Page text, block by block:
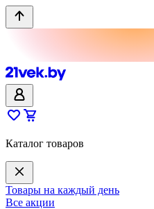
Каталог товаров
Товары на каждый день
Все акции